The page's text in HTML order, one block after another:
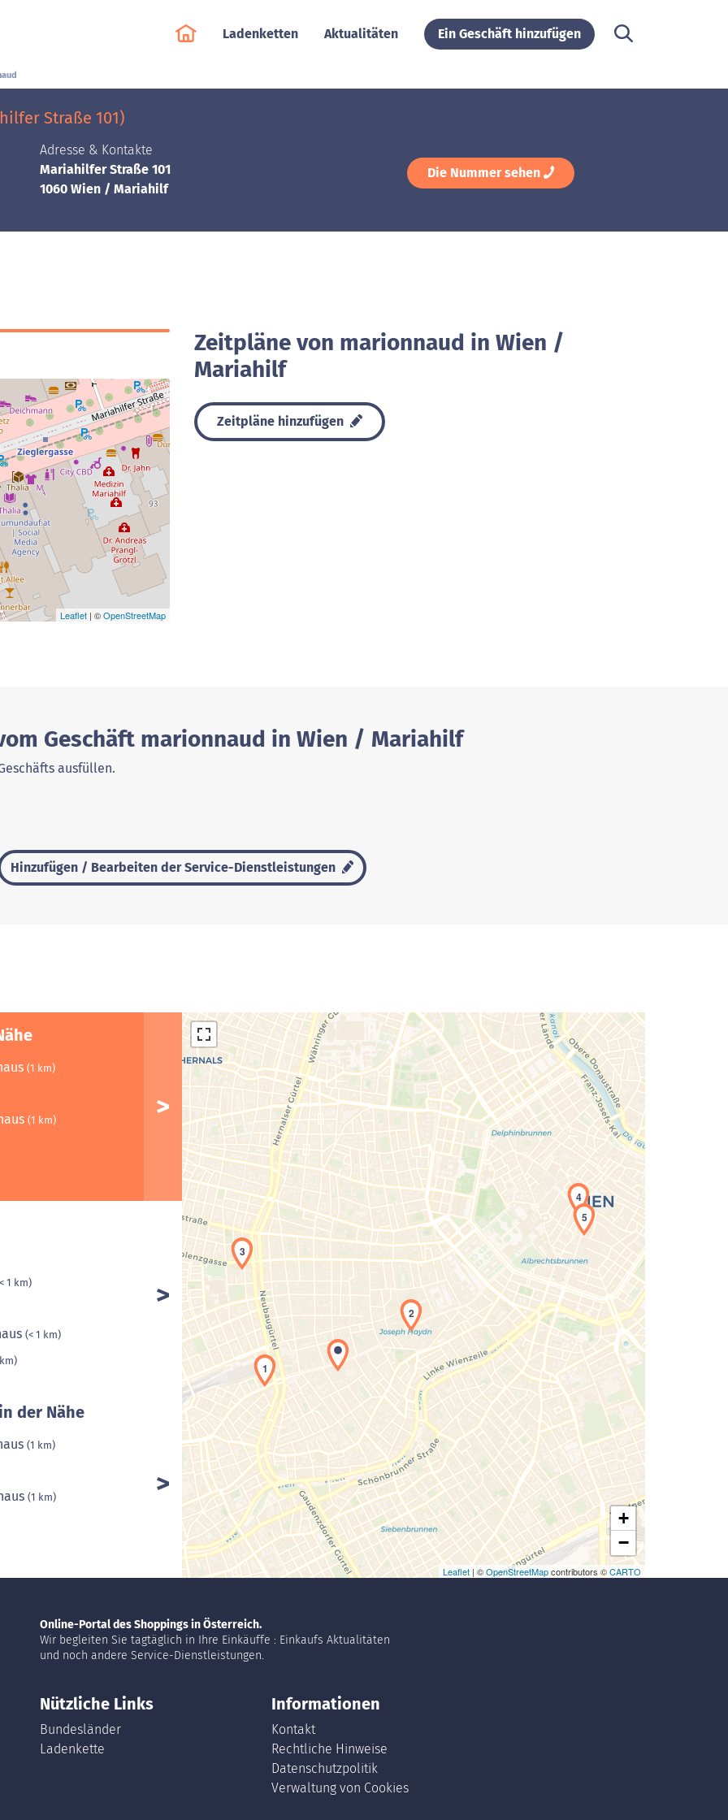
Ladenketten Aktualitäten Ein Geschäft hinzufügen
Straße 101)
Adresse & Kontakte
Mariahilfer Straße 101
1060 Wien / Mariahilf
Die Nummer sehen
Leaflet | ©OpenStreetMap
Zeitpläne von marionnaud in Wien /
Mariahilf
Zeitpläne hinzufügen
Geschäft marionnaud in Wien / Mariahilf
ausfüllen.
Hinzufügen / Bearbeiten der Service-Dienstleistungen
(1 km)
(1 km)
1 km)
(< 1 km)
der Nähe
(1 km)
(1 km)
Laden der Karte...
1
2
3
4
5
+
−
Leaflet | ©OpenStreetMapcontributors ©CARTO
Online-Portal des Shoppings in Österreich.
Wir begleiten Sie tagtäglich in Ihre Einkäuffe : Einkaufs Aktualitäten
und noch andere Service-Dienstleistungen.
Nützliche Links
Bundesländer
Ladenkette
Informationen
Kontakt
Rechtliche Hinweise
Datenschutzpolitik
Verwaltung von Cookies